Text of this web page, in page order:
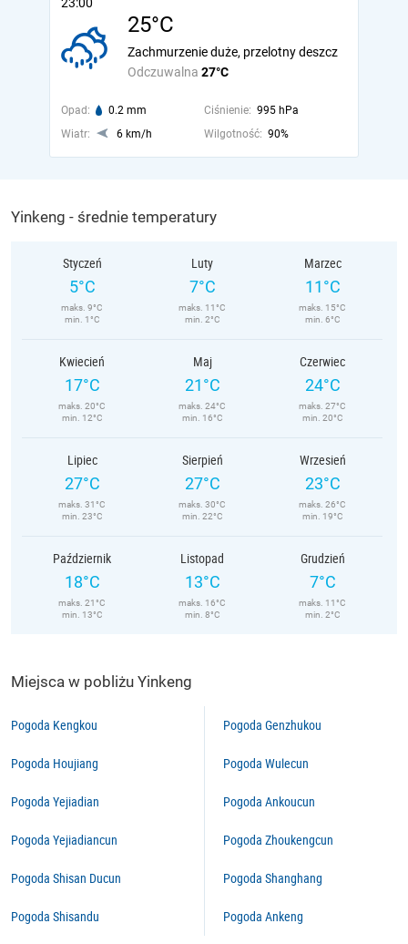
25°C
Odczuwalna 27°C
Zachmurzenie duże, przelotny deszcz
Opad: 0.2 mm Ciśnienie: 995 hPa
Wiatr:
6 km/h Wilgotność: 90%
Yinkeng - średnie temperatury
Styczeń
5°C
maks. 9°C
min. 1°C
Luty
7°C
maks. 11°C
min. 2°C
Marzec
11°C
maks. 15°C
min. 6°C
Kwiecień
17°C
maks. 20°C
min. 12°C
Maj
21°C
maks. 24°C
min. 16°C
Czerwiec
24°C
maks. 27°C
min. 20°C
Lipiec
27°C
maks. 31°C
min. 23°C
Sierpień
27°C
maks. 30°C
min. 22°C
Wrzesień
23°C
maks. 26°C
min. 19°C
Październik
18°C
maks. 21°C
min. 13°C
Listopad
13°C
maks. 16°C
min. 8°C
Grudzień
7°C
maks. 11°C
min. 2°C
Miejsca w pobliżu Yinkeng
Pogoda Kengkou
Pogoda Houjiang
Pogoda Yejiadian
Pogoda Yejiadiancun
Pogoda Shisan Ducun
Pogoda Shisandu
Pogoda Genzhukou
Pogoda Wulecun
Pogoda Ankoucun
Pogoda Zhoukengcun
Pogoda Shanghang
Pogoda Ankeng